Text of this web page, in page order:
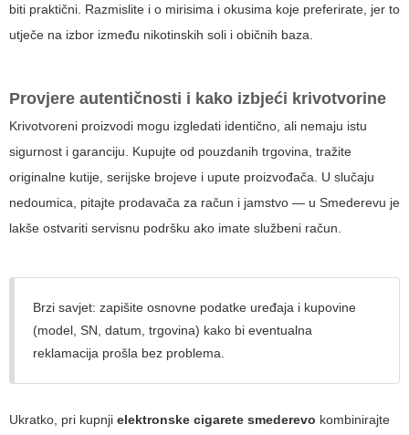
biti praktični. Razmislite i o mirisima i okusima koje preferirate, jer to
utječe na izbor između nikotinskih soli i običnih baza.
Provjere autentičnosti i kako izbjeći krivotvorine
Krivotvoreni proizvodi mogu izgledati identično, ali nemaju istu
sigurnost i garanciju. Kupujte od pouzdanih trgovina, tražite
originalne kutije, serijske brojeve i upute proizvođača. U slučaju
nedoumica, pitajte prodavača za račun i jamstvo — u Smederevu je
lakše ostvariti servisnu podršku ako imate službeni račun.
Brzi savjet: zapišite osnovne podatke uređaja i kupovine
(model, SN, datum, trgovina) kako bi eventualna
reklamacija prošla bez problema.
Ukratko, pri kupnji elektronske cigarete smederevo kombinirajte